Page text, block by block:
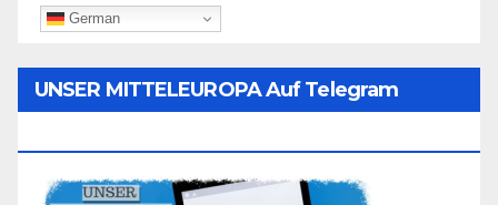
German
UNSER MITTELEUROPA Auf Telegram